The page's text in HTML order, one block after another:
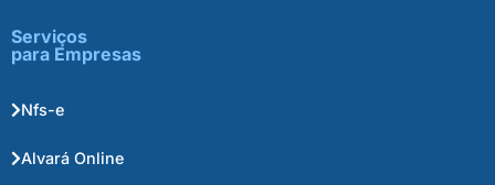
Serviços
para Empresas
Nfs-e
Alvará Online